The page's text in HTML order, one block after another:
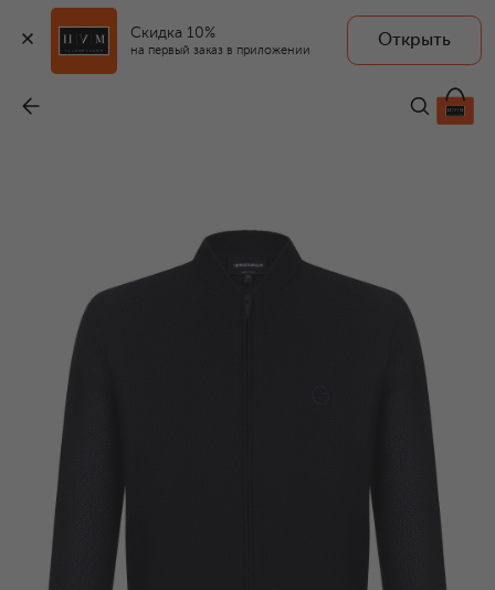
Скидка 10%
на первый заказ в приложении
Открыть